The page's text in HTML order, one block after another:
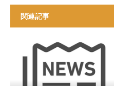
関連記事